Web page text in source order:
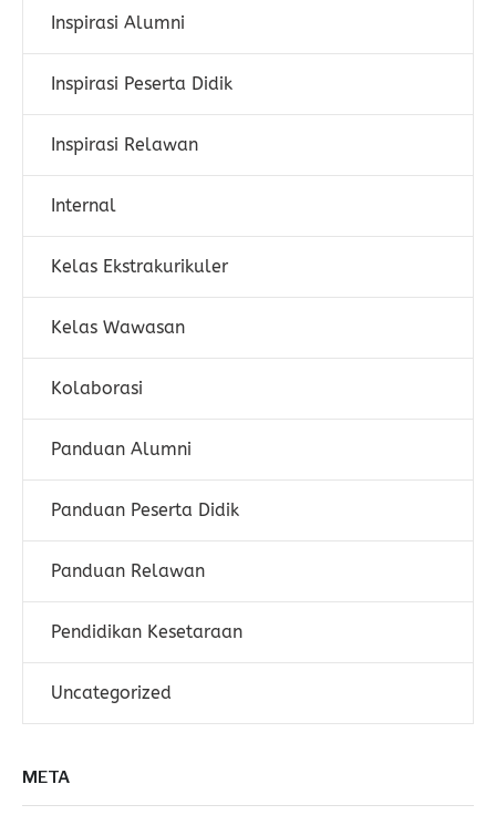
Inspirasi Alumni
Inspirasi Peserta Didik
Inspirasi Relawan
Internal
Kelas Ekstrakurikuler
Kelas Wawasan
Kolaborasi
Panduan Alumni
Panduan Peserta Didik
Panduan Relawan
Pendidikan Kesetaraan
Uncategorized
META